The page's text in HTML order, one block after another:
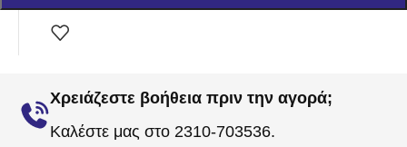
Χρειάζεστε βοήθεια πριν την αγορά;
Καλέστε μας στο 2310-703536.